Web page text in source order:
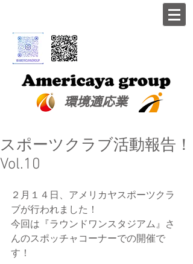
​環境適応業
スポーツクラブ活動報告！
Vol.10
２月１４日、アメリカヤスポーツクラ
ブが行われました！
今回は『ラウンドワンスタジアム』さ
んのスポッチャコーナーでの開催で
す！